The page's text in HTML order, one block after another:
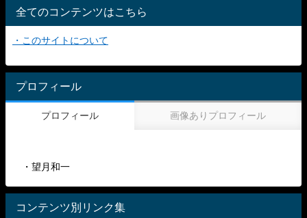
全てのコンテンツはこちら
・このサイトについて
プロフィール
プロフィール 画像ありプロフィール
・望月和一
コンテンツ別リンク集